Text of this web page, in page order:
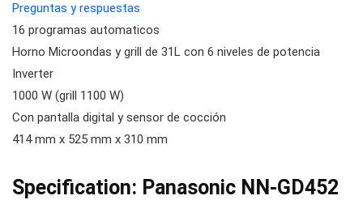
Preguntas y respuestas
16 programas automaticos
Horno Microondas y grill de 31L con 6 niveles de potencia
Inverter
1000 W (grill 1100 W)
Con pantalla digital y sensor de cocción
414 mm x 525 mm x 310 mm
Specification: Panasonic NN-GD452